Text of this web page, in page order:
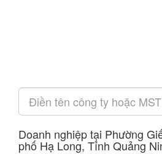
Doanh nghiệp tại Phường
phố Hạ Long, Tỉnh Quảng